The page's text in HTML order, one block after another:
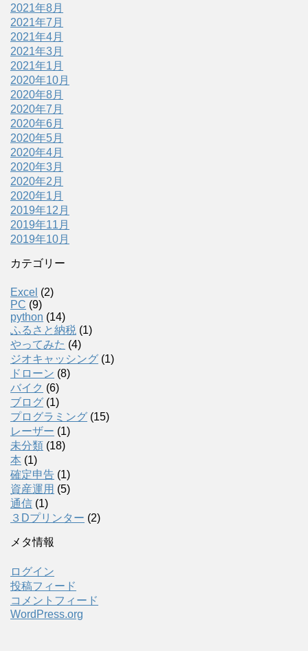
2021年8月
2021年7月
2021年4月
2021年3月
2021年1月
2020年10月
2020年8月
2020年7月
2020年6月
2020年5月
2020年4月
2020年3月
2020年2月
2020年1月
2019年12月
2019年11月
2019年10月
カテゴリー
Excel (2)
PC (9)
python (14)
ふるさと納税 (1)
やってみた (4)
ジオキャッシング (1)
ドローン (8)
バイク (6)
ブログ (1)
プログラミング (15)
レーザー (1)
未分類 (18)
本 (1)
確定申告 (1)
資産運用 (5)
通信 (1)
３Dプリンター (2)
メタ情報
ログイン
投稿フィード
コメントフィード
WordPress.org